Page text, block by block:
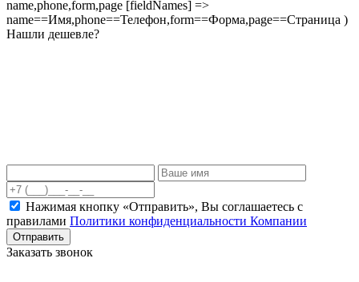
name,phone,form,page [fieldNames] =>
name==Имя,phone==Телефон,form==Форма,page==Страница )
Нашли дешевле?
Нажимая кнопку «Отправить», Вы соглашаетесь c
правилами Политики конфиденциальности Компании
Отправить
Заказать звонок